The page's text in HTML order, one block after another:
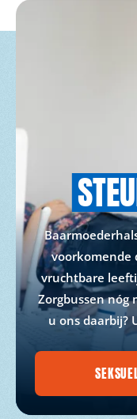
voorkomende
vruchtbare
Zorgbussen nóg
u ons daarbij?